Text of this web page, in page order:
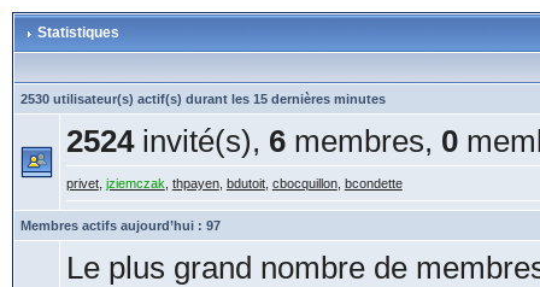
Statistiques
2530 utilisateur(s) actif(s) durant les 15 dernières minutes
2524invité(s), 6membres, 0
privet, jziemczak thpayen, bdutoit, cbocquillon, bcondette
Membres actifs aujourd’hui : 97
Le plus grand nombre de